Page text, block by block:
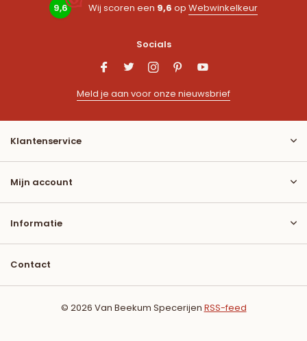
9,6 Wij scoren een 9,6 op Webwinkelkeur
Socials
Meld je aan voor onze nieuwsbrief
Klantenservice
Mijn account
Informatie
Contact
© 2026 Van Beekum Specerijen RSS-feed